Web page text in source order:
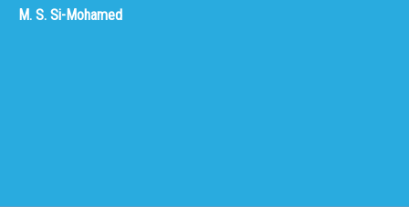
M. S. Si-Mohamed